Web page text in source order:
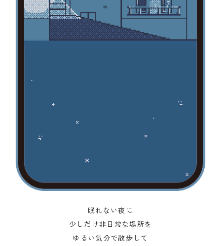
眠れない夜に
少しだけ非日常な場所を
ゆるい気分で散歩して